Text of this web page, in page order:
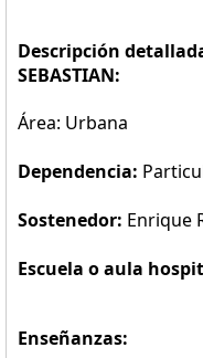
Descripción detallada
SEBASTIAN:
Área: Urbana
Dependencia:
Sostenedor: Enrique
Escuela o aula
Enseñanzas: